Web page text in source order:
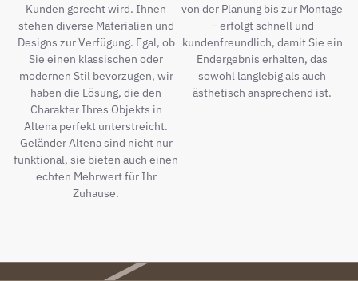
Kunden gerecht wird. Ihnen
stehen diverse Materialien und
Designs zur Verfügung. Egal, ob
Sie einen klassischen oder
modernen Stil bevorzugen, wir
haben die Lösung, die den
Charakter Ihres Objekts in
Altena perfekt unterstreicht.
Geländer Altena sind nicht nur
funktional, sie bieten auch einen
echten Mehrwert für Ihr
Zuhause.
von der Planung bis zur Montage
– erfolgt schnell und
kundenfreundlich, damit Sie ein
Endergebnis erhalten, das
sowohl langlebig als auch
ästhetisch ansprechend ist.